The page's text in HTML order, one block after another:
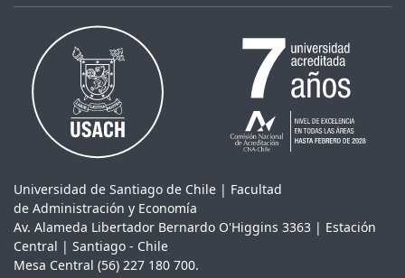
Universidad de Santiago de Chile | Facultad
de Administración y Economía
Av. Alameda Libertador Bernardo O'Higgins 3363 | Estación
Central | Santiago - Chile
Mesa Central (56) 227 180 700.